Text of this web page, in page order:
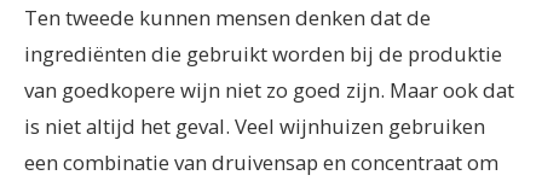
Ten tweede kunnen mensen denken dat de
ingrediënten die gebruikt worden bij de produktie
van goedkopere wijn niet zo goed zijn. Maar ook dat
is niet altijd het geval. Veel wijnhuizen gebruiken
een combinatie van druivensap en concentraat om